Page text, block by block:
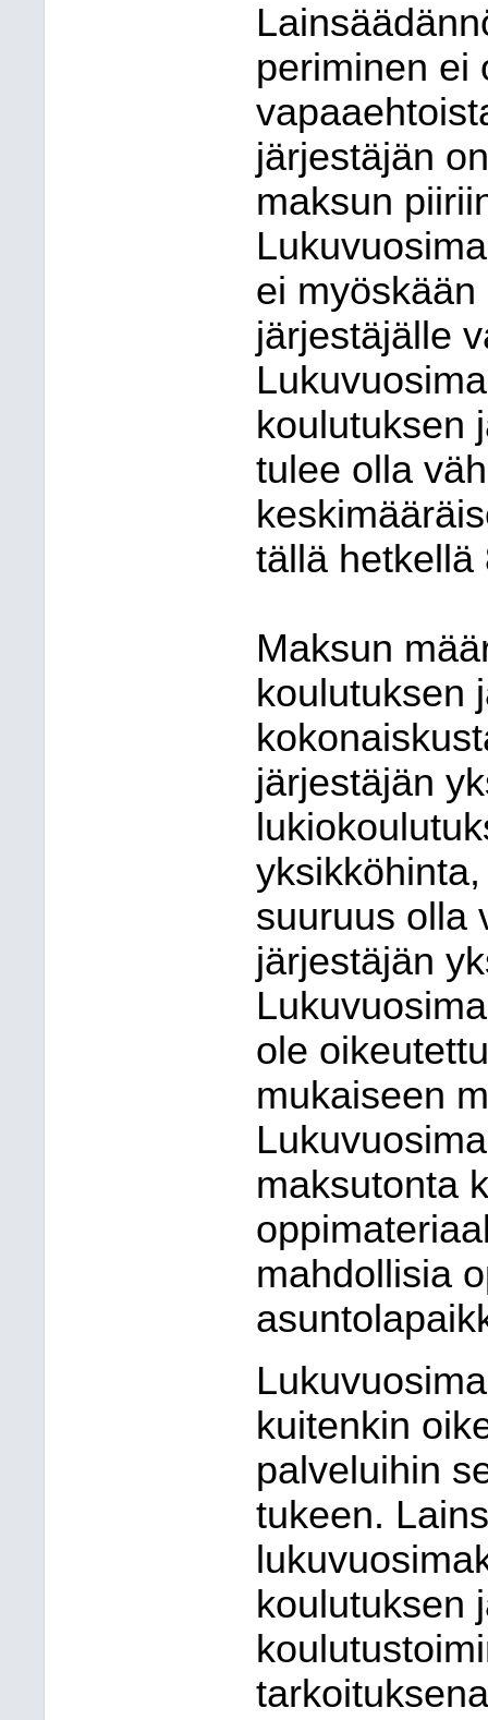
periminen ei
järjestäjän
maksun
ei
järjestäjälle
koulutuksen
tulee olla
tällä hetkellä
Maksun
koulutuksen
järjestäjän
suuruus olla
järjestäjän
ole
mukaiseen
maksutonta
mahdollisia
kuitenkin
palveluihin
tukeen.
koulutuksen